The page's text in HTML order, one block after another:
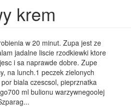
krem
w 20 minut. Zupa jest ze
jadalne liscie rzodkiewki ktore
i sa naprawde dobre. Zupe
na lunch.1 peczek zielonych
biala czescsol, pieprznatka
ml bulionu warzywnegoolej